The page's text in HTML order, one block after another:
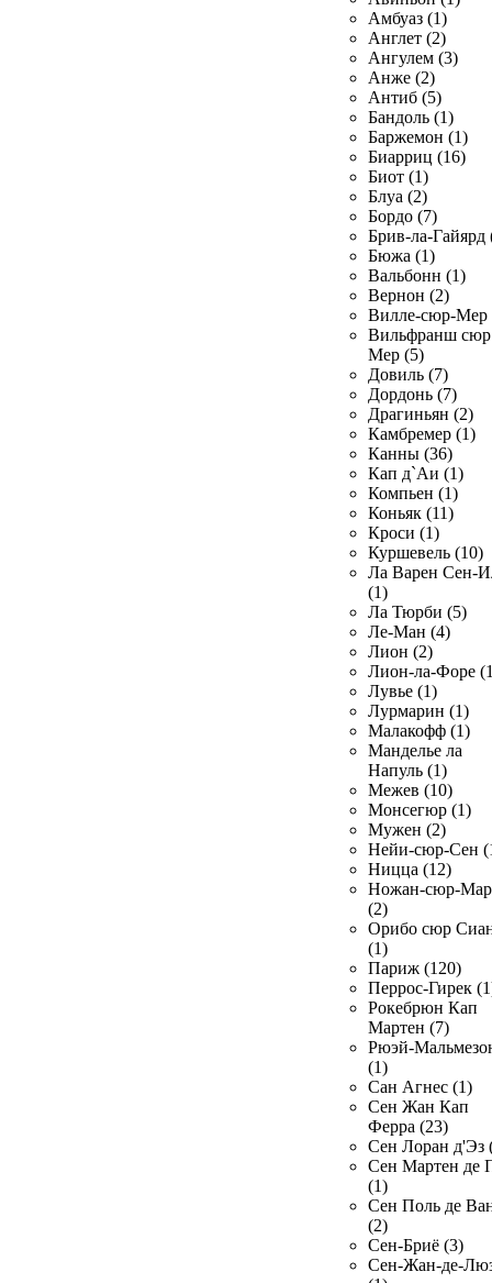
Амбуаз (1)
Англет (2)
Ангулем (3)
Анже (2)
Антиб (5)
Бандоль (1)
Баржемон (1)
Биарриц (16)
Биот (1)
Блуа (2)
Бордо (7)
Брив-ла-Гайярд
Бюжа (1)
Вальбонн (1)
Вернон (2)
Вилле-сюр-Мер
Вильфранш сюр
Мер (5)
Довиль (7)
Дордонь (7)
Драгиньян (2)
Камбремер (1)
Канны (36)
Кап д`Аи (1)
Компьен (1)
Коньяк (11)
Кроси (1)
Куршевель (10)
Ла Варен Сен-
(1)
Ла Тюрби (5)
Ле-Ман (4)
Лион (2)
Лион-ла-Форе
Лувье (1)
Лурмарин (1)
Малакофф (1)
Манделье ла
Напуль (1)
Межев (10)
Монсегюр (1)
Мужен (2)
Нейи-сюр-Сен
Ницца (12)
Ножан-сюр-
(2)
Орибо сюр
(1)
Париж (120)
Перрос-Гирек
Рокебрюн Кап
Мартен (7)
Рюэй-
(1)
Сан Агнес (1)
Сен Жан Кап
Ферра (23)
Сен Лоран д'Эз
Сен Мартен де
(1)
Сен Поль де
(2)
Сен-Бриё (3)
Сен-Жан-де-